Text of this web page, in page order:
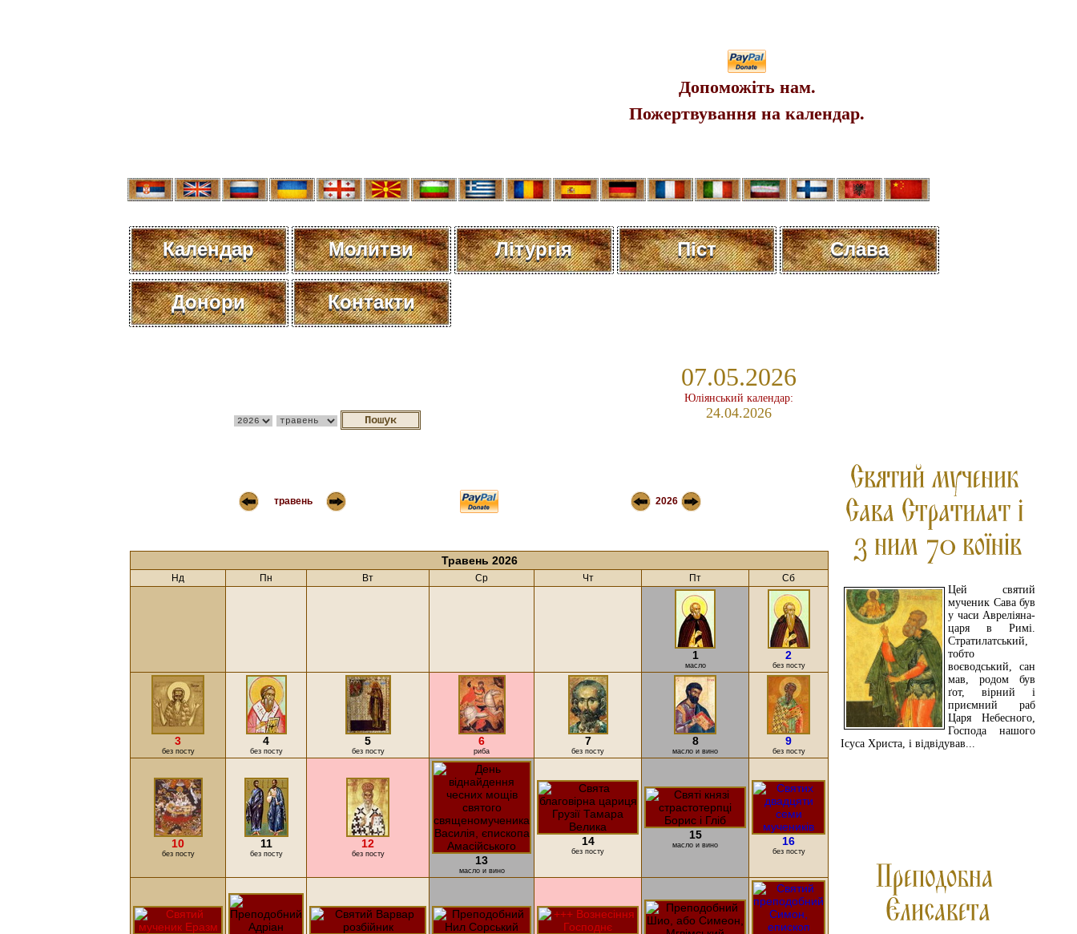
Допоможіть нам.
Пожертвування на календар.
Календар Молитви Літургія Пiст Слава
Донори Контакти
07.05.2026
Юліянський календар:
24.04.2026
травень 2026
Цей святий
мученик Сава був
у часи Авреліяна-
царя в Римі.
Стратилатський,
тобто
воєводський, сан
мав, родом був
ґот, вірний і
приємний раб
Царя Небесного,
Господа нашого
Ісуса Христа, і відвідував...
Травень 2026
Нд Пн Вт Ср Чт Пт Сб
1
масло
2
без посту
3
без посту
4
без посту
5
без посту
6
риба
7
без посту
8
масло и вино
9
без посту
10
без посту
11
без посту
12
без посту 13
масло и вино
14
без посту
15
масло и вино 16
без посту